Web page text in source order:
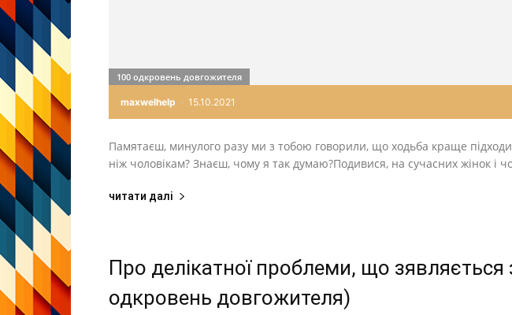
maxwelhelp - 15.10.2021
100 одкровень довгожителя
Памятаєш, минулого разу ми з тобою говорили, що ходьба краще
ніж чоловікам? Знаєш, чому я так думаю?Подивися, на сучасних жінок і
читати далі
Про делікатної проблеми, що зявляється
одкровень довгожителя)